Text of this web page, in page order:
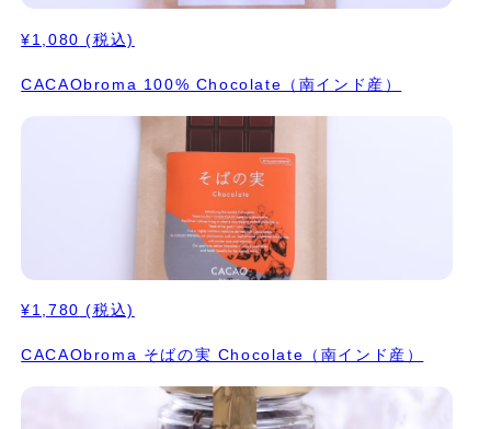
¥1,080 (税込)
CACAObroma 100% Chocolate（南インド産）
¥1,780 (税込)
CACAObroma そばの実 Chocolate（南インド産）